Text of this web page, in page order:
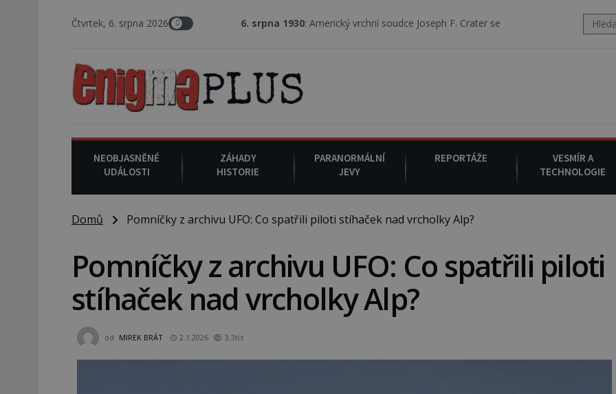
Čtvrtek, 6. srpna 20266. srpna 1930 : Americký vrchní soudce Joseph F. Crater se 6. srpna 1930 navečeří ve své oblíbené
NEOBJASNĚNÉ
UDÁLOSTI
ZÁHADY
HISTORIE
PARANORMÁLNÍ
JEVY
REPORTÁŽE
VESMÍR A
TECHNOLOGIE
Domů Pomníčky z archivu UFO: Co spatřili piloti stíhaček nad vrcholky Alp?
Pomníčky z archivu UFO: Co spatřili piloti
stíhaček nad vrcholky Alp?
od MIREK BRÁT 2.1.2026 3.3tis